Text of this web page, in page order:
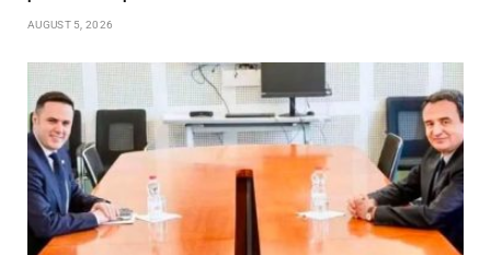
AUGUST 5, 2026